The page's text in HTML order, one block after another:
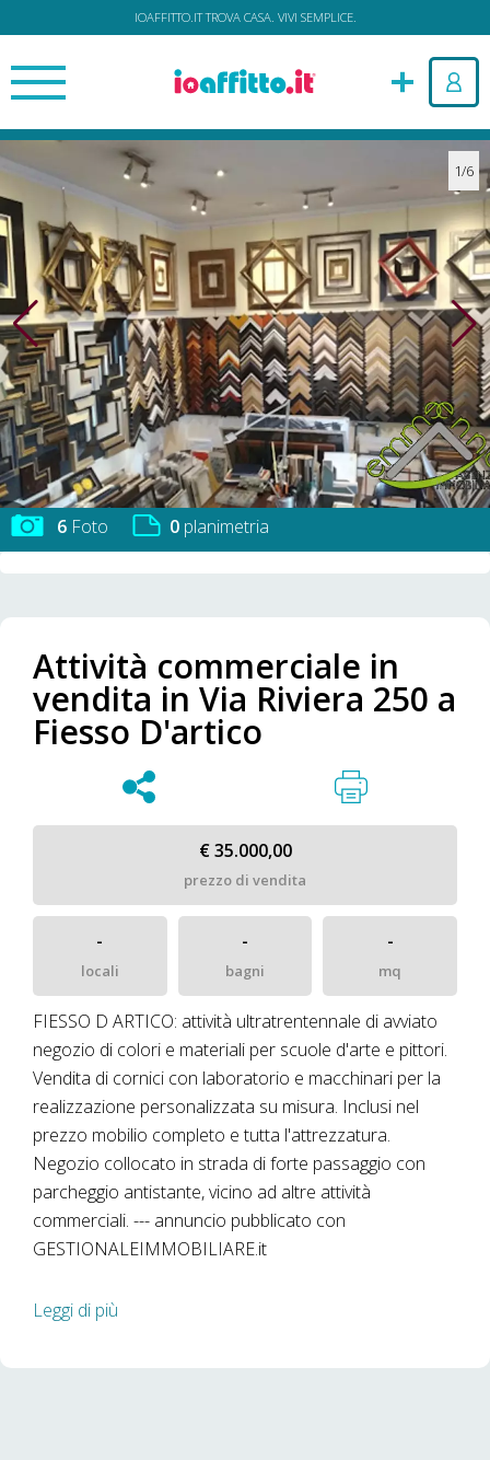
IOAFFITTO.IT TROVA CASA. VIVI SEMPLICE.
1/6
6 Foto 0 planimetria
Attività commerciale in
vendita in Via Riviera 250 a
Fiesso D'artico
€ 35.000,00
prezzo di vendita
-
locali
-
bagni
-
mq
FIESSO D ARTICO: attività ultratrentennale di avviato
negozio di colori e materiali per scuole d'arte e pittori.
Vendita di cornici con laboratorio e macchinari per la
realizzazione personalizzata su misura. Inclusi nel
prezzo mobilio completo e tutta l'attrezzatura.
Negozio collocato in strada di forte passaggio con
parcheggio antistante, vicino ad altre attività
commerciali. --- annuncio pubblicato con
GESTIONALEIMMOBILIARE.it
Leggi di più